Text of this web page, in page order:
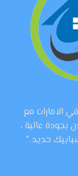
الامارات مع
عالية ،
حديد ."